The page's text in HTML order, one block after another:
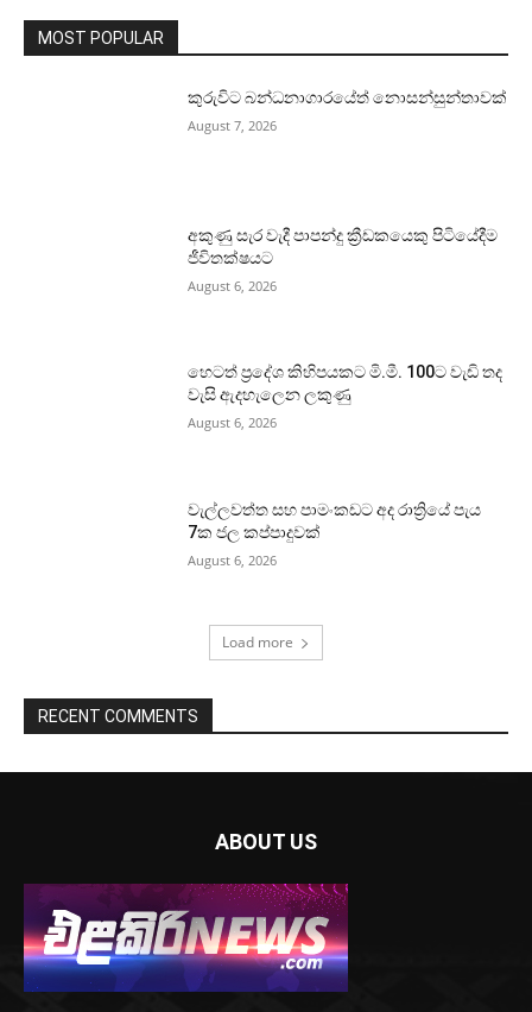
MOST POPULAR
කුරුවිට බන්ධනාගාරයේත් නොසන්සුන්තාවක්
August 7, 2026
අකුණු සැර වැදී පාපන්දු ක්‍රීඩකයෙකු පිටියේදීම
ජීවිතක්ෂයට
August 6, 2026
හෙටත් ප්‍රදේශ කිහිපයකට මි.මී. 100ට වැඩි තද
වැසි ඇදහැලෙන ලකුණු
August 6, 2026
වැල්ලවත්ත සහ පාමංකඩට අද රාත්‍රියේ පැය
7ක ජල කප්පාදුවක්
August 6, 2026
Load more
RECENT COMMENTS
ABOUT US